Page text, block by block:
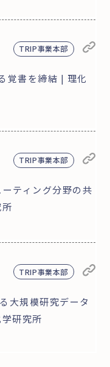
覚書を締結 | 理化
TRIP事業本部
ティング分野の共
TRIP事業本部
大規模研究データ
研究所
TRIP事業本部